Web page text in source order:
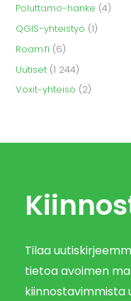
Poluttamo-hanke (4)
QGIS-yhteistyö (1)
Roam.fi (6)
Uutiset (1 244)
Voxit-yhteisö (2)
Tilaa
tietoa avoimen
kiinnostavimmista